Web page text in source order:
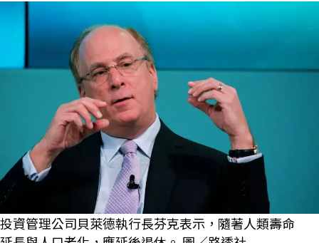
投資管理公司貝萊德執行長芬克表示，隨著人類壽命